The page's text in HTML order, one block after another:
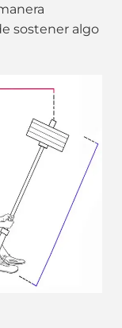
sostener algo